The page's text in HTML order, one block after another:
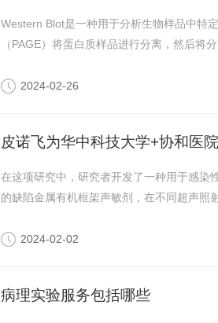
Western Blot是一种用于分析生物样品中特
（PAGE）将蛋白质样品进行分离，然后将
2024-02-26
皮诺飞为华中科技大学+协和医
在这项研究中，研究者开发了一种用于感染
的缺陷金属有机框架声敏剂，在不同超声照
2024-02-02
病理实验服务包括哪些